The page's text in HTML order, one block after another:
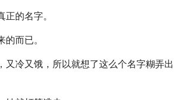
的名字。
而已。
又冷又饿，所以就想了这么个名字糊弄出